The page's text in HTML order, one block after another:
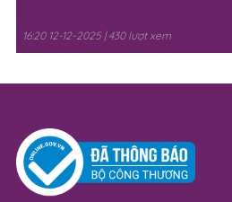
16:20 12-12-2025 | 430 lượt xem